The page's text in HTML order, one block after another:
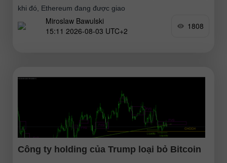
khi đó, Ethereum đang được giao
Miroslaw Bawulski
15:11 2026-08-03 UTC+2
1808
Công ty holding của Trump loại bỏ Bitcoin